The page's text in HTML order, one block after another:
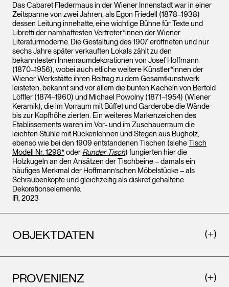
Das Cabaret Fledermaus in der Wiener Innenstadt war in einer
Zeitspanne von zwei Jahren, als Egon Friedell (1878–1938)
dessen Leitung innehatte, eine wichtige Bühne für Texte und
Libretti der namhaftesten Vertreter*innen der Wiener
Literaturmoderne. Die Gestaltung des 1907 eröffneten und nur
sechs Jahre später verkauften Lokals zählt zu den
bekanntesten Innenraumdekorationen von Josef Hoffmann
(1870–1956), wobei auch etliche weitere Künstler*innen der
Wiener Werkstätte ihren Beitrag zu dem Gesamtkunstwerk
leisteten; bekannt sind vor allem die bunten Kacheln von Bertold
Löffler (1874–1960) und Michael Powolny (1871–1954) (Wiener
Keramik), die im Vorraum mit Büffet und Garderobe die Wände
bis zur Kopfhöhe zierten. Ein weiteres Markenzeichen des
Etablissements waren im Vor- und im Zuschauerraum die
leichten Stühle mit Rückenlehnen und Stegen aus Bugholz;
ebenso wie bei den 1909 entstandenen Tischen (sieheTisch
Modell Nr. 1298*oder Runder Tisch) fungierten hier die
Holzkugeln an den Ansätzen der Tischbeine – damals ein
häufiges Merkmal der Hoffmann’schen Möbelstücke – als
Schraubenköpfe und gleichzeitig als diskret gehaltene
Dekorationselemente.
IR, 2023
OBJEKTDATEN
PROVENIENZ